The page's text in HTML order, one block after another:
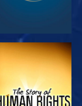
観る